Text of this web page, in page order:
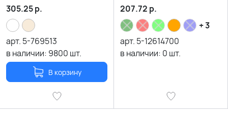
305.25р.
арт. 5-769513
в наличии: 9800 шт.
В корзину
207.72 р.
+ 3
арт. 5-12614700
в наличии: 0 шт.